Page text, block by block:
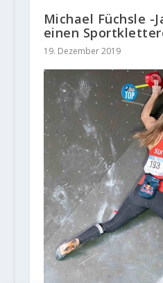
Michael Füchsle -
einen
19. Dezember 2019